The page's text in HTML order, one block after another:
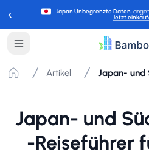
‹ Japan Unbegrenzte Daten,
Jetzt
Artikel
Japan- und
-Reiseführer